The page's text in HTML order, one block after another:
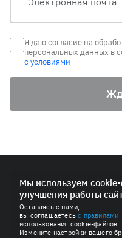
Я даю согласие на
персональных данных в
с условиями
© 2026 ПАО «СИБУР-Холдинг»
Политика в области обработки
Антимонопольная политика
Пользовательское соглашение
Мы используем
улучшения работы
Оставаясь с нами,
вы соглашаетесьс правилами
использования cookie-файлов.
Измените настройки вашего